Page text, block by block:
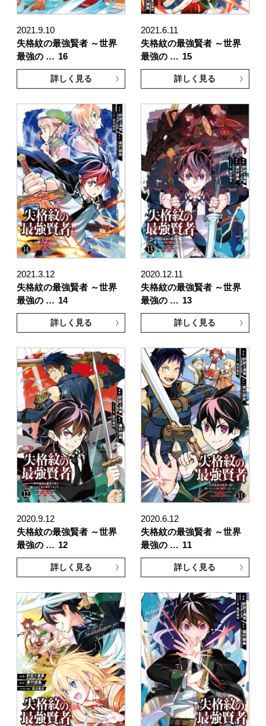
2021.9.10
失格紋の最強賢者 ～世界
最強の … 16
詳しく見る
2021.6.11
失格紋の最強賢者 ～世界
最強の … 15
詳しく見る
2021.3.12
失格紋の最強賢者 ～世界
最強の … 14
詳しく見る
2020.12.11
失格紋の最強賢者 ～世界
最強の … 13
詳しく見る
2020.9.12
失格紋の最強賢者 ～世界
最強の … 12
詳しく見る
2020.6.12
失格紋の最強賢者 ～世界
最強の … 11
詳しく見る